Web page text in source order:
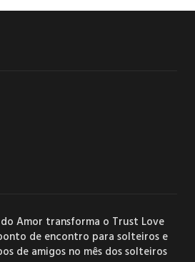
Amor transforma o Trust Love
de encontro para solteiros e
de amigos no mês dos solteiros